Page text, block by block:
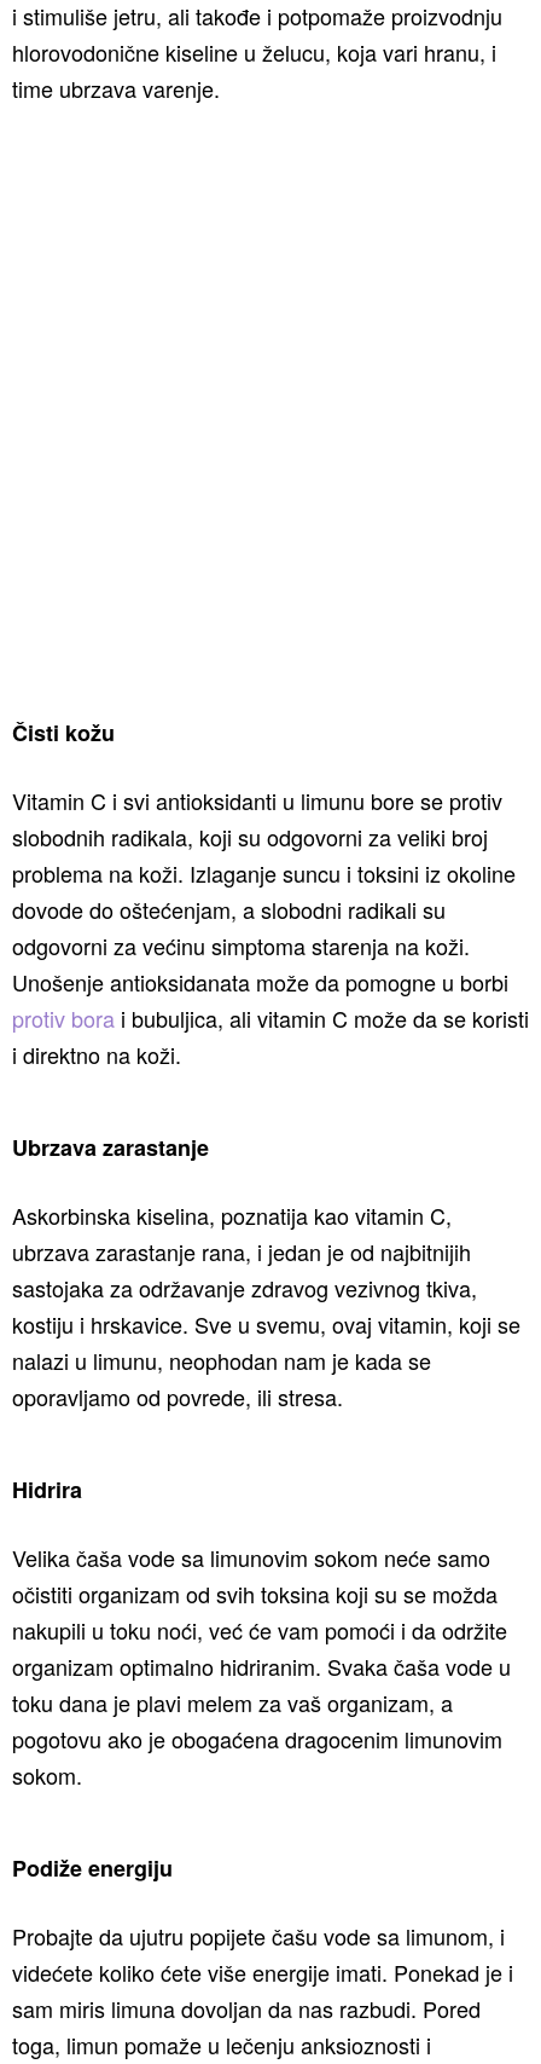
i stimuliše jetru, ali takođe i potpomaže proizvodnju
hlorovodonične kiseline u želucu, koja vari hranu, i
time ubrzava varenje.
Čisti kožu
Vitamin C i svi antioksidanti u limunu bore se protiv
slobodnih radikala, koji su odgovorni za veliki broj
problema na koži. Izlaganje suncu i toksini iz okoline
dovode do oštećenjam, a slobodni radikali su
odgovorni za većinu simptoma starenja na koži.
Unošenje antioksidanata može da pomogne u borbi
protiv bora i bubuljica, ali vitamin C može da se koristi
i direktno na koži.
Ubrzava zarastanje
Askorbinska kiselina, poznatija kao vitamin C,
ubrzava zarastanje rana, i jedan je od najbitnijih
sastojaka za održavanje zdravog vezivnog tkiva,
kostiju i hrskavice. Sve u svemu, ovaj vitamin, koji se
nalazi u limunu, neophodan nam je kada se
oporavljamo od povrede, ili stresa.
Hidrira
Velika čaša vode sa limunovim sokom neće samo
očistiti organizam od svih toksina koji su se možda
nakupili u toku noći, već će vam pomoći i da održite
organizam optimalno hidriranim. Svaka čaša vode u
toku dana je plavi melem za vaš organizam, a
pogotovu ako je obogaćena dragocenim limunovim
sokom.
Podiže energiju
Probajte da ujutru popijete čašu vode sa limunom, i
videćete koliko ćete više energije imati. Ponekad je i
sam miris limuna dovoljan da nas razbudi. Pored
toga, limun pomaže u lečenju anksioznosti i